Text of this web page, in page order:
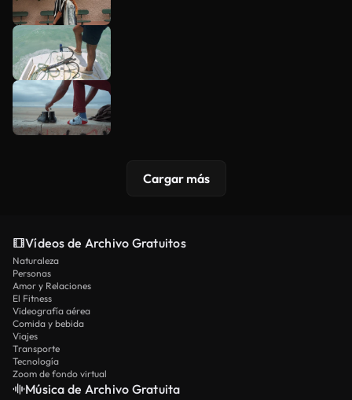
Cargar más
Vídeos de Archivo Gratuitos
Naturaleza
Personas
Amor y Relaciones
El Fitness
Videografía aérea
Comida y bebida
Viajes
Transporte
Tecnología
Zoom de fondo virtual
Música de Archivo Gratuita